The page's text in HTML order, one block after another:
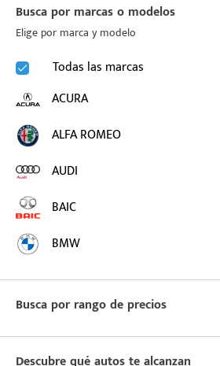
Busca por marcas o modelos
Elige por marca y modelo
Todas las marcas
ACURA
ALFA ROMEO
AUDI
BAIC
BMW
BUICK
BYD
CADILLAC
Busca por rango de precios
Descubre qué autos te alcanzan